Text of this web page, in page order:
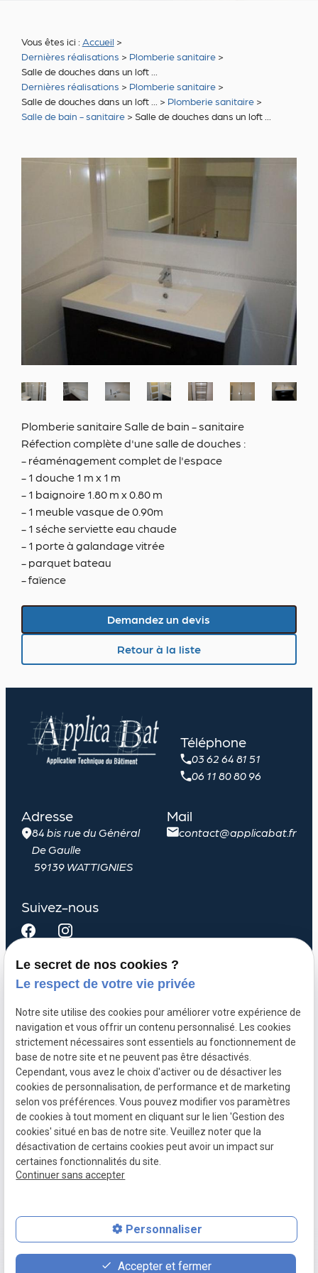
Vous êtes ici : Accueil >
Dernières réalisations > Plomberie sanitaire>
Salle de douches dans un loft ...
Dernières réalisations > Plomberie sanitaire>
Salle de douches dans un loft ...
> Plomberie sanitaire>
Salle de bain - sanitaire> Salle de douches dans un loft ...
Plomberie sanitaire Salle de bain - sanitaire
Réfection complète d'une salle de douches :
- réaménagement complet de l'espace
- 1 douche 1 m x 1 m
- 1 baignoire 1.80 m x 0.80 m
- 1 meuble vasque de 0.90m
- 1 séche serviette eau chaude
- 1 porte à galandage vitrée
- parquet bateau
- faïence
Demandez un devis
Demandez un devis
Retour à la liste
Téléphone
03 62 64 81 51
06 11 80 80 96
Adresse
84 bis rue du Général
De Gaulle
59139 WATTIGNIES
Mail
contact@applicabat.fr
Suivez-nous
Menuiserie extérieure
Métallerie
Plomberie sanitaire
Rénovation
Réalisations
Mentions
légales
Politique de
confidentialité
Gestion
des
Plan du
site
Siret :50297230000029
place feed phone
Le secret de nos cookies ?
Le respect de votre vie privée
Notre site utilise des cookies pour améliorer votre expérience de
navigation et vous offrir un contenu personnalisé. Les cookies
strictement nécessaires sont essentiels au fonctionnement de
base de notre site et ne peuvent pas être désactivés.
Cependant, vous avez le choix d'activer ou de désactiver les
cookies de personnalisation, de performance et de marketing
selon vos préférences. Vous pouvez modifier vos paramètres
de cookies à tout moment en cliquant sur le lien 'Gestion des
cookies' situé en bas de notre site. Veuillez noter que la
désactivation de certains cookies peut avoir un impact sur
certaines fonctionnalités du site.
Continuer sans accepter
Personnaliser
Accepter et fermer